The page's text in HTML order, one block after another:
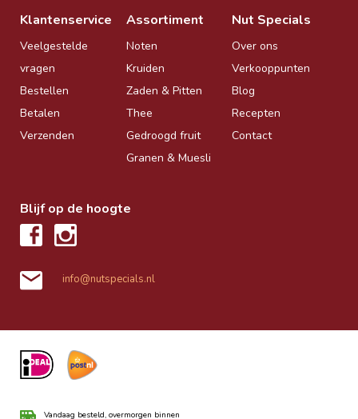
Klantenservice
Veelgestelde
vragen
Bestellen
Betalen
Verzenden
Assortiment
Noten
Kruiden
Zaden & Pitten
Thee
Gedroogd fruit
Granen & Muesli
Nut Specials
Over ons
Verkooppunten
Blog
Recepten
Contact
Blijf op de hoogte
info@nutspecials.nl
Vandaag besteld, overmorgen binnen